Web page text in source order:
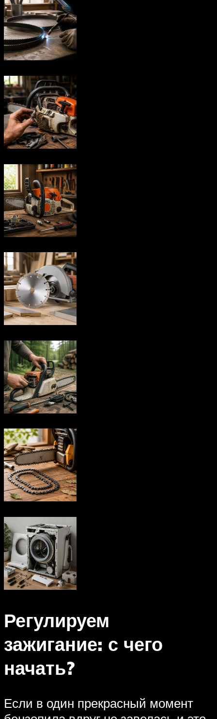
Регулируем
зажигание: с чего
начать?
Если в один прекрасный момент